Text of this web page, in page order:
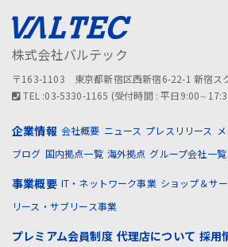
株式会社バルテック
〒163-1103 東京都新宿区西新宿6-22-1 新宿ス
TEL :03-5330-1165 (受付時間 : 平日
企業情報 会社概要 ニュース プレスリリース
ブログ 国内拠点一覧 海外拠点 グループ会社一覧
事業概要 IT・ネットワーク事業 ショップ＆サ
リース・サブリース事業
プレミアム会員制度 代理店について 採用